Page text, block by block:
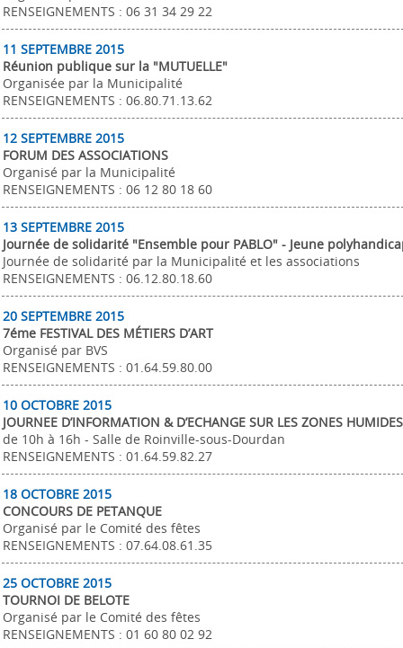
RENSEIGNEMENTS : 06 31 34 29 22
11 SEPTEMBRE 2015
Réunion publique sur la "MUTUELLE"
Organisée par la Municipalité
RENSEIGNEMENTS : 06.80.71.13.62
12 SEPTEMBRE 2015
FORUM DES ASSOCIATIONS
Organisé par la Municipalité
RENSEIGNEMENTS : 06 12 80 18 60
13 SEPTEMBRE 2015
Journée de solidarité "Ensemble pour PABLO" - Jeune
Journée de solidarité par la Municipalité et les associations
RENSEIGNEMENTS : 06.12.80.18.60
20 SEPTEMBRE 2015
7éme FESTIVAL DES MÉTIERS D’ART
Organisé par BVS
RENSEIGNEMENTS : 01.64.59.80.00
10 OCTOBRE 2015
JOURNEE D’INFORMATION & D’ECHANGE SUR LES ZONES HUMIDES
de 10h à 16h - Salle de Roinville-sous-Dourdan
RENSEIGNEMENTS : 01.64.59.82.27
18 OCTOBRE 2015
CONCOURS DE PETANQUE
Organisé par le Comité des fêtes
RENSEIGNEMENTS : 07.64.08.61.35
25 OCTOBRE 2015
TOURNOI DE BELOTE
Organisé par le Comité des fêtes
RENSEIGNEMENTS : 01 60 80 02 92